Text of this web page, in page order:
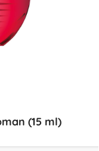
(15 ml)